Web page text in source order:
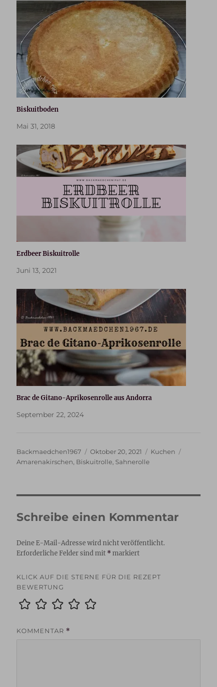
Biskuitboden
Mai 31, 2018
Erdbeer Biskuitrolle
Juni 13, 2021
Brac de Gitano-Aprikosenrolle aus Andorra
September 22, 2024
Autor
Backmaedchen1967
Veröffentlicht
am
Oktober 20, 2021 Kategorien
Kuchen
Amarenakirschen, Biskuitrolle, Sahnerolle
Schreibe einen Kommentar
Deine E-Mail-Adresse wird nicht veröffentlicht.
Erforderliche Felder sind mit *markiert
KLICK AUF DIE STERNE FÜR DIE REZEPT
BEWERTUNG
KOMMENTAR *